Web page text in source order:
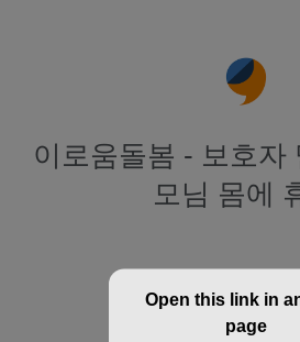
이로움돌봄 - 보호자
모님 몸에